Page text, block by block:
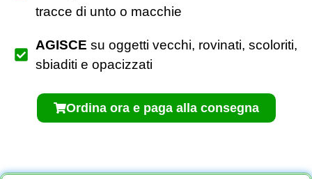
tracce di unto o macchie
AGISCE su oggetti vecchi, rovinati, scoloriti,
sbiaditi e opacizzati
Ordina ora e paga alla consegna